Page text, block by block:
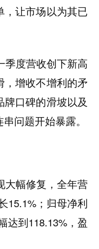
让市场以为其已
季度营收创下新高
，增收不增利的矛
口碑的滑坡以及
问题开始暴露。
大幅修复，全年营
15.1%；归母净利
达到118.13%，盈